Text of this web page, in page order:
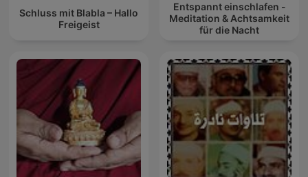
Schluss mit Blabla – Hallo
Freigeist
Entspannt einschlafen -
Meditation & Achtsamkeit
für die Nacht